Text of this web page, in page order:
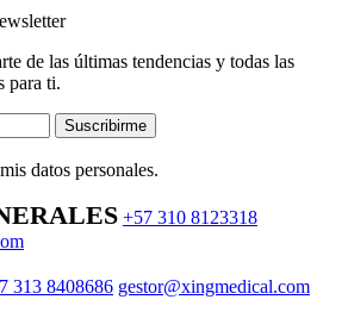
de las últimas tendencias y todas las
para ti.
Suscribirme
datos personales.
+57 310 8123318
313 8408686 gestor@xingmedical.com